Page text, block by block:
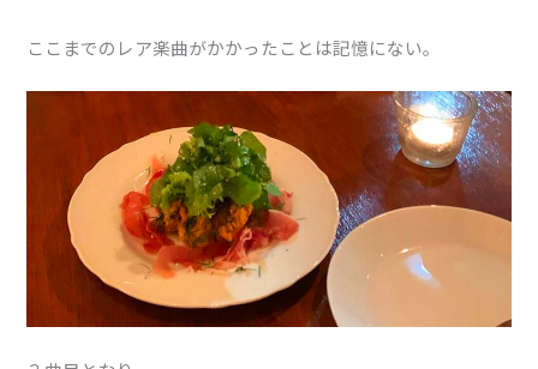
ここまでのレア楽曲がかかったことは記憶にない。